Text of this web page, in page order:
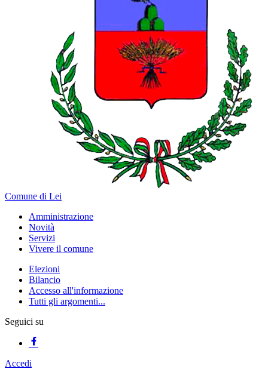
Comune di Lei
Amministrazione
Novità
Servizi
Vivere il comune
Elezioni
Bilancio
Accesso all'informazione
Tutti gli argomenti...
Seguici su
Accedi